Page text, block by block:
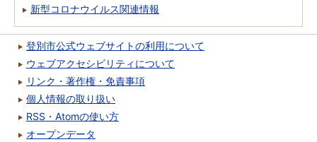
新型コロナウイルス関連情報
登別市公式ウェブサイトの利用について
ウェブアクセシビリティについて
リンク・著作権・免責事項
個人情報の取り扱い
RSS・Atomの使い方
オープンデータ